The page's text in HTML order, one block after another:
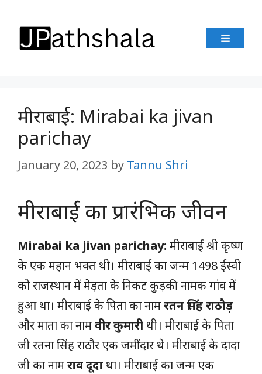
content
Menu
मीराबाई: Mirabai ka jivan
parichay
January 20, 2023 by Tannu Shri
मीराबाई का प्रारंभिक जीवन
Mirabai ka jivan parichay: मीराबाई श्री कृष्ण
के एक महान भक्त थी। मीराबाई का जन्म 1498 ईस्वी
को राजस्थान में मेड़ता के निकट कुड़की नामक गांव में
हुआ था। मीराबाई के पिता का नामरतन सिंह राठौड़
और माता का नामवीर कुमारी थी। मीराबाई के पिता
जी रतना सिंह राठौर एक जमींदार थे। मीराबाई के दादा
जी का नामराव दूदा था। मीराबाई का जन्म एक